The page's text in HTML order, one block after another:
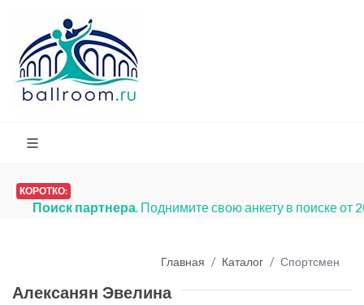
КОРОТКО:
Поиск партнера. Поднимите свою анкету в поиске от
Главная Каталог Спортсмен
Алексанян Эвелина